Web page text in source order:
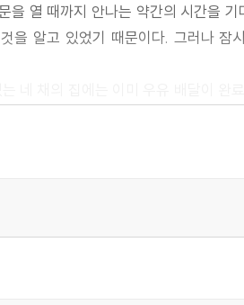
열 때까지 안나는 약간의 시간을
알고 있었기 때문이다. 그러나
네 채의 집에는 이미 우유 배달이
나뭇잎 위의 이슬방울은 특이한 광
따라가면서 그녀의 눈은 길가, 공터
가 열매가 가득한 가지를 도랑 위에
술에서 노래를 멈추고 그녀의 발을
그의 얼굴은 하얗게 얼어붙은 시체의